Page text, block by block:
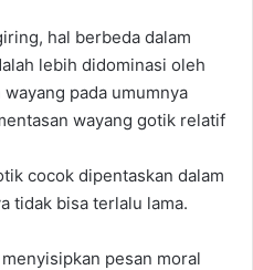
hal berbeda dalam
lebih didominasi oleh
pada umumnya
wayang gotik relatif
cocok dipentaskan dalam
tidak bisa terlalu lama.
pesan moral